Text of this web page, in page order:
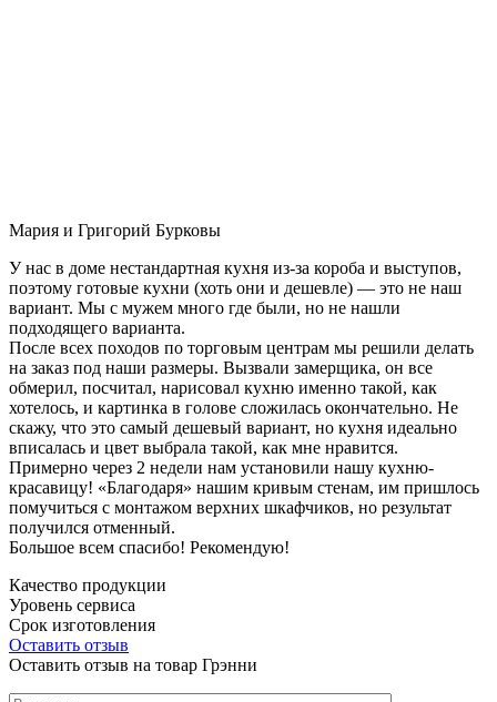
Мария и Григорий Бурковы
У нас в доме нестандартная кухня из-за короба и выступов,
поэтому готовые кухни (хоть они и дешевле) — это не наш
вариант. Мы с мужем много где были, но не нашли
подходящего варианта.
После всех походов по торговым центрам мы решили делать
на заказ под наши размеры. Вызвали замерщика, он все
обмерил, посчитал, нарисовал кухню именно такой, как
хотелось, и картинка в голове сложилась окончательно. Не
скажу, что это самый дешевый вариант, но кухня идеально
вписалась и цвет выбрала такой, как мне нравится.
Примерно через 2 недели нам установили нашу кухню-
красавицу! «Благодаря» нашим кривым стенам, им пришлось
помучиться с монтажом верхних шкафчиков, но результат
получился отменный.
Большое всем спасибо! Рекомендую!
Качество продукции
Уровень сервиса
Срок изготовления
Оставить отзыв
Оставить отзыв на товар Грэнни